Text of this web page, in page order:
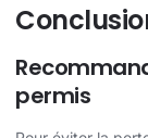
permis